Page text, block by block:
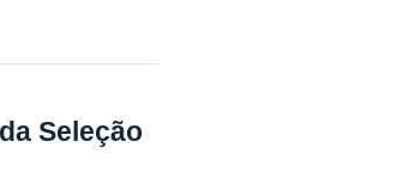
Seleção